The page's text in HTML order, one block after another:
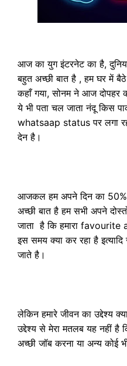
आज का युग इंटरनेट का है,
बहुत अच्छी बात है , हम घर में
कहाँ गया, सोनम ने आज दोपहर
ये भी पता चल जाता नंदू किस
whatsaap status पर लगा
देन है।
आजकल हम अपने दिन का 50%
अच्छी बात है हम सभी अपने
जाता है कि हमारा
इस समय क्या कर रहा है इत्यादि
जाते है।
लेकिन हमारे जीवन का उद्देश्य
उद्देश्य से मेरा मतलब यह नहीं
अच्छी जॉब करना या अन्य कोई